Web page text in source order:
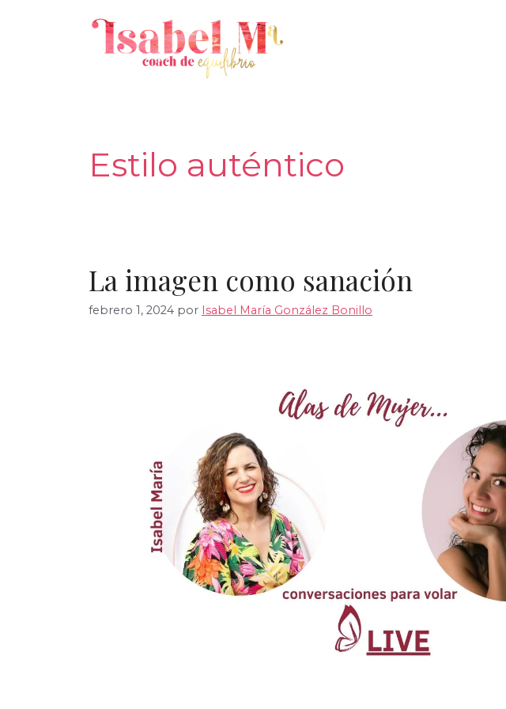
Estilo auténtico
La imagen como sanación
febrero 1, 2024 por Isabel María González Bonillo